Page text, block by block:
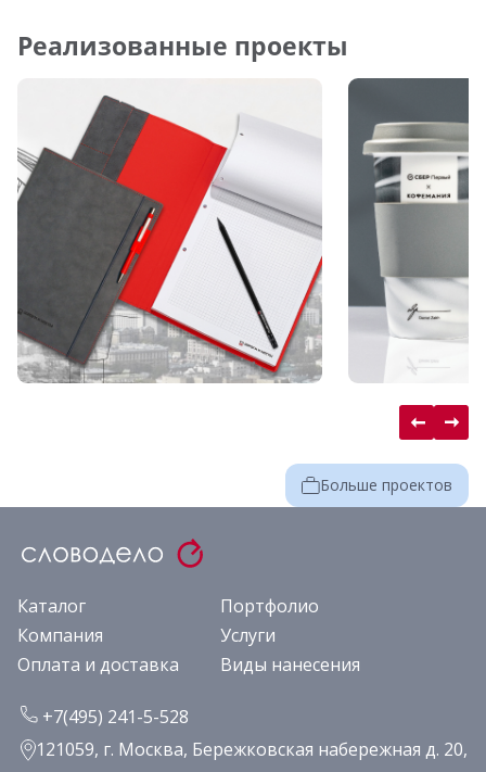
Реализованные проекты
Больше проектов
Каталог
Портфолио
Компания
Услуги
Оплата и доставка
Виды нанесения
+7(495) 241-5-528
121059, г. Москва, Бережковская набережная д. 20,